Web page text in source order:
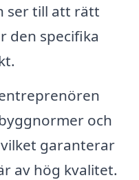
ser till att rätt
den specifika
och
garanterar
av hög kvalitet.